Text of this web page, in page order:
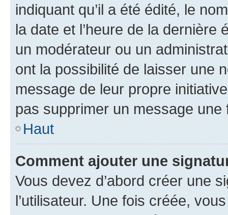
indiquant qu’il a été édité, le
la date et l’heure de la dernière
un modérateur ou un
ont la possibilité de laisser une
message de leur propre
pas supprimer un message une
Haut
Comment ajouter une
Vous devez d’abord créer une
l’utilisateur. Une fois créée,